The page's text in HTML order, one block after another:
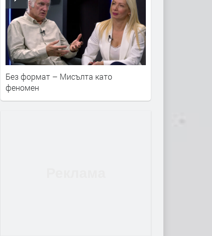
Без формат – Мисълта като
феномен